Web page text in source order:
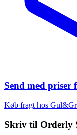
Send med priser
Køb fragt hos
Skriv til Orderly